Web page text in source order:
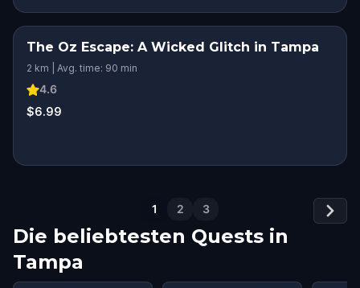
The Oz Escape: A Wicked Glitch in Tampa
2 km | Avg. time: 90 min
4.6
$6.99
1 2 3
Die beliebtesten Quests in
Tampa